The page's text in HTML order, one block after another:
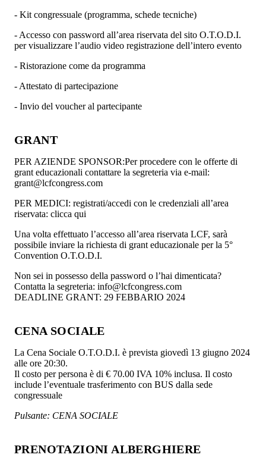
- Kit congressuale (programma, schede tecniche)
- Accesso con password all’area riservata del sito O.T.O.D.I.
per visualizzare l’audio video registrazione dell’intero evento
- Ristorazione come da programma
- Attestato di partecipazione
- Invio del voucher al partecipante
GRANT
PER AZIENDE SPONSOR:Per procedere con le offerte di
grant educazionali contattare la segreteria via e-mail:
grant@lcfcongress.com
PER MEDICI: registrati/accedi con le credenziali all’area
riservata: clicca qui
Una volta effettuato l’accesso all’area riservata LCF, sarà
possibile inviare la richiesta di grant educazionale per la 5°
Convention O.T.O.D.I.
Non sei in possesso della password o l’hai dimenticata?
Contatta la segreteria: info@lcfcongress.com
DEADLINE GRANT: 29 FEBBARIO 2024
CENA SOCIALE
La Cena Sociale O.T.O.D.I. è prevista giovedì 13 giugno 2024
alle ore 20:30.
Il costo per persona è di € 70.00 IVA 10% inclusa. Il costo
include l’eventuale trasferimento con BUS dalla sede
congressuale
Pulsante: CENA SOCIALE
PRENOTAZIONI ALBERGHIERE